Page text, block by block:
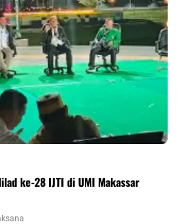
ke-28 IJTI di UMI Makassar